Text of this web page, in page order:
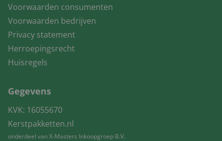
Voorwaarden consumenten
Voorwaarden bedrijven
Privacy statement
Herroepingsrecht
Huisregels
Gegevens
KVK: 16055670
Kerstpakketten.nl
onderdeel van X-Masters Inkoopgroep B.V.